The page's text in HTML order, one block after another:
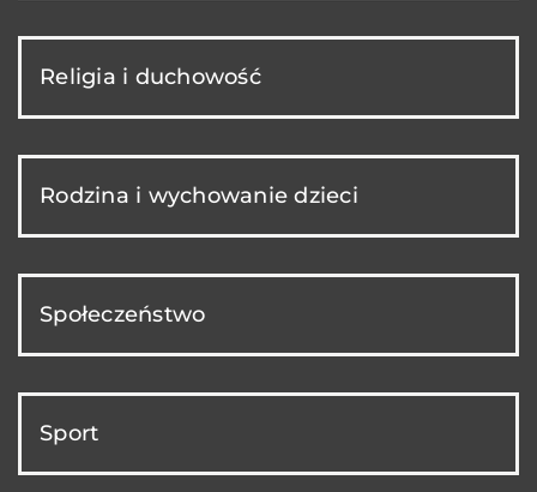
Religia i duchowość
Rodzina i wychowanie dzieci
Społeczeństwo
Sport